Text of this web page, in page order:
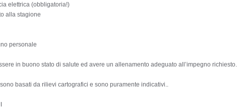
elettrica (obbligatoria!)
alla stagione
personale
in buono stato di salute ed avere un allenamento adeguato all’impegno richiesto.
basati da rilievi cartografici e sono puramente indicativi..